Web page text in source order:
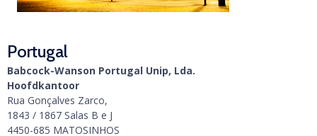
Portugal
Babcock-Wanson Portugal Unip, Lda.
Hoofdkantoor
Rua Gonçalves Zarco,
1843 / 1867 Salas B e J
4450-685 MATOSINHOS